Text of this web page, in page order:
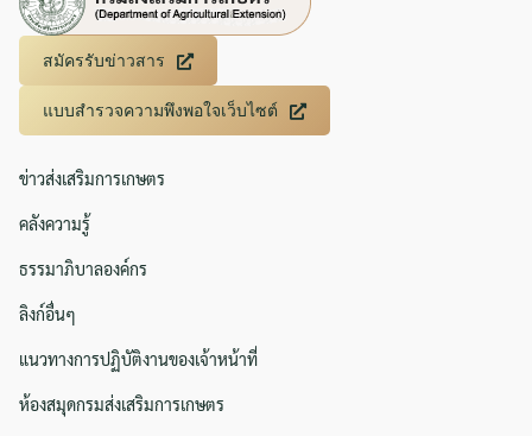
สมัครรับข่าวสาร
แบบสำรวจความพึงพอใจเว็บไซต์
ข่าวส่งเสริมการเกษตร
คลังความรู้
ธรรมาภิบาลองค์กร
ลิงก์อื่นๆ
แนวทางการปฏิบัติงานของเจ้าหน้าที่
ห้องสมุดกรมส่งเสริมการเกษตร